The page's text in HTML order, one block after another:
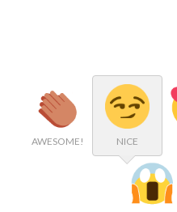
AWESOME! NICE